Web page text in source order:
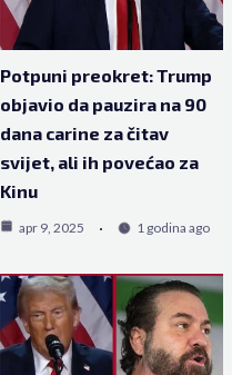
Potpuni preokret: Trump
objavio da pauzira na 90
dana carine za čitav
svijet, ali ih povećao za
Kinu
apr 9, 2025 1 godina ago